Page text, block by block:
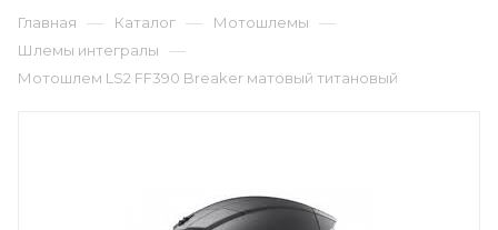
Главная — Каталог — Мотошлемы —
Шлемы интегралы —
Мотошлем LS2 FF390 Breaker матовый титановый